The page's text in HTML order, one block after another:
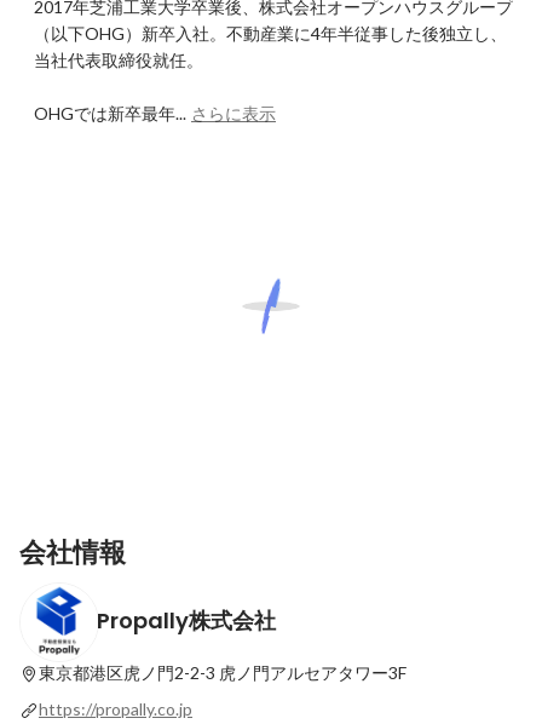
2017年芝浦工業大学卒業後、株式会社オープンハウスグループ
（以下OHG）新卒入社。不動産業に4年半従事した後独立し、
当社代表取締役就任。
OHGでは新卒最年... さらに表示
会社情報
Propally株式会社
東京都港区虎ノ門2-2-3 虎ノ門アルセアタワー3F
https://propally.co.jp